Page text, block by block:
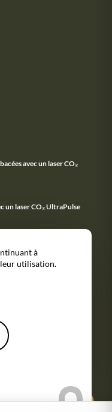
avec un laser CO₂
un laser CO₂ UltraPulse
par
à
utilisation.